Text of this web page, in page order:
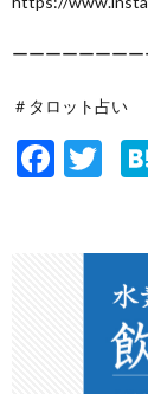
ーーーーーーー
＃タロット占い
F
T
er